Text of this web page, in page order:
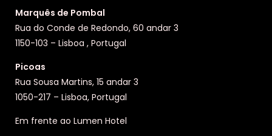
Marquês de Pombal
Rua do Conde de Redondo, 60 andar 3
1150-103 – Lisboa , Portugal
Picoas
Rua Sousa Martins, 15 andar 3
1050-217 – Lisboa, Portugal
Em frente ao Lumen Hotel